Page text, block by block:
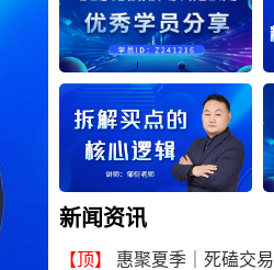
新闻资讯
【顶】 惠聚夏季｜死磕交易